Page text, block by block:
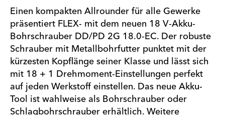
Einen kompakten Allrounder für alle Gewerke
präsentiert FLEX- mit dem neuen 18 V-Akku-
Bohrschrauber DD/PD 2G 18.0-EC. Der robuste
Schrauber mit Metallbohrfutter punktet mit der
kürzesten Kopflänge seiner Klasse und lässt sich
mit 18 + 1 Drehmoment-Einstellungen perfekt
auf jeden Werkstoff einstellen. Das neue Akku-
Tool ist wahlweise als Bohrschrauber oder